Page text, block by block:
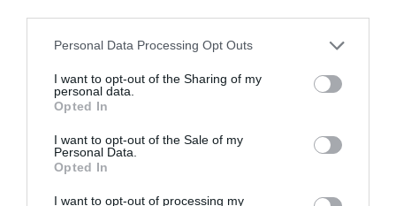
Personal Data Processing Opt Outs
I want to opt-out of the Sharing of my
personal data.
Opted In
I want to opt-out of the Sale of my
Personal Data.
Opted In
I want to opt-out of processing my